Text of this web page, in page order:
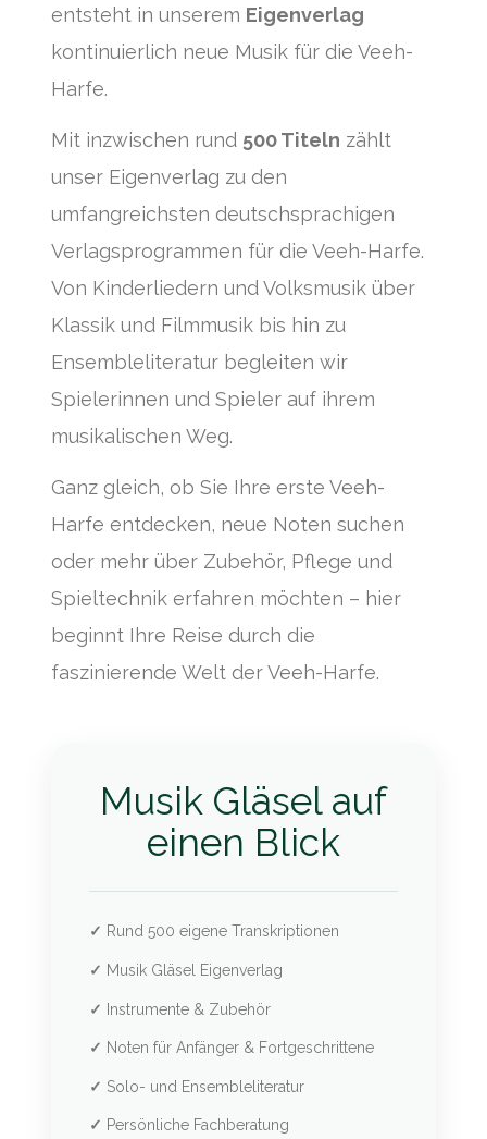
entsteht in unserem Eigenverlag
kontinuierlich neue Musik für die Veeh-
Harfe.
Mit inzwischen rund 500 Titeln zählt
unser Eigenverlag zu den
umfangreichsten deutschsprachigen
Verlagsprogrammen für die Veeh-Harfe.
Von Kinderliedern und Volksmusik über
Klassik und Filmmusik bis hin zu
Ensembleliteratur begleiten wir
Spielerinnen und Spieler auf ihrem
musikalischen Weg.
Ganz gleich, ob Sie Ihre erste Veeh-
Harfe entdecken, neue Noten suchen
oder mehr über Zubehör, Pflege und
Spieltechnik erfahren möchten – hier
beginnt Ihre Reise durch die
faszinierende Welt der Veeh-Harfe.
Musik Gläsel auf
einen Blick
✓ Rund 500 eigene Transkriptionen
✓ Musik Gläsel Eigenverlag
✓ Instrumente & Zubehör
✓ Noten für Anfänger & Fortgeschrittene
✓ Solo- und Ensembleliteratur
✓ Persönliche Fachberatung